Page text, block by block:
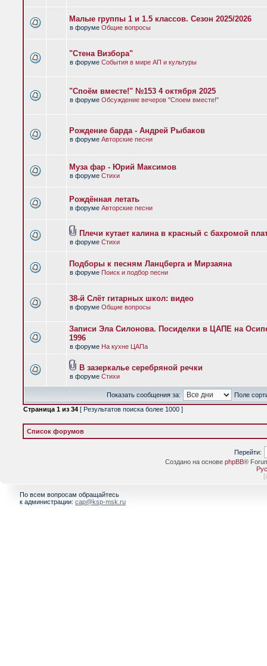
Малые группы 1 и 1.5 классов. Сезон 2025/2026
в форуме Общие вопросы
"Стена Визбора"
в форуме События в мире АП и культуры
"Споём вместе!" №153 4 октября 2025
в форуме Обсуждение вечеров "Споем вместе!"
Рождение барда - Андрей Рыбаков
в форуме Авторские песни
Муза фар - Юрий Максимов
в форуме Стихи
Рождённая летать
в форуме Авторские песни
Плечи кутает калина в красный с бахромой
в форуме Стихи
Подборы к песням Ланцберга и Мирзаяна
в форуме Поиск и подбор песни
38-й Слёт гитарных школ: видео
в форуме Общие вопросы
Записи Эла Силонова. Посиделки в ЦАПЕ на
1996
в форуме На кухне ЦАПа
В зазеркалье серебряной речки
в форуме Стихи
Показать сообщения за:
Поле
Страница 1 из 34 [ Результатов поиска более 1000 ]
Список форумов
Перейти:
Создано на основе phpBB®
[
По всем вопросам обращайтесь
к администрации: cap@ksp-msk.ru